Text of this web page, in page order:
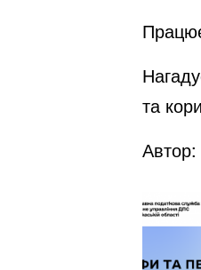
та
Автор: